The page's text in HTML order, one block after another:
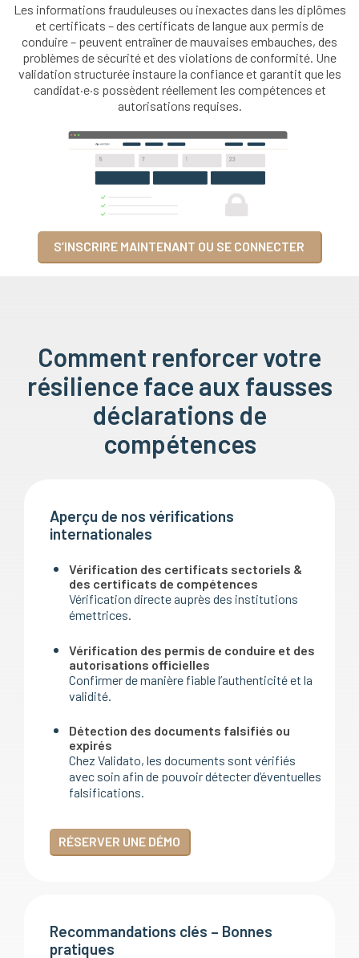
Les informations frauduleuses ou inexactes dans les diplômes
et certificats – des certificats de langue aux permis de
conduire – peuvent entraîner de mauvaises embauches, des
problèmes de sécurité et des violations de conformité. Une
validation structurée instaure la confiance et garantit que les
candidat·e·s possèdent réellement les compétences et
autorisations requises.
S’INSCRIRE MAINTENANT OU SE CONNECTER
Comment renforcer votre
résilience face aux fausses
déclarations de
compétences
Aperçu de nos vérifications
internationales
Vérification des certificats sectoriels &
des certificats de compétences
Vérification directe auprès des institutions
émettrices.
Vérification des permis de conduire et des
autorisations officielles
Confirmer de manière fiable l’authenticité et la
validité.
Détection des documents falsifiés ou
expirés
Chez Validato, les documents sont vérifiés
avec soin afin de pouvoir détecter d’éventuelles
falsifications.
RÉSERVER UNE DÉMO
Recommandations clés – Bonnes
pratiques